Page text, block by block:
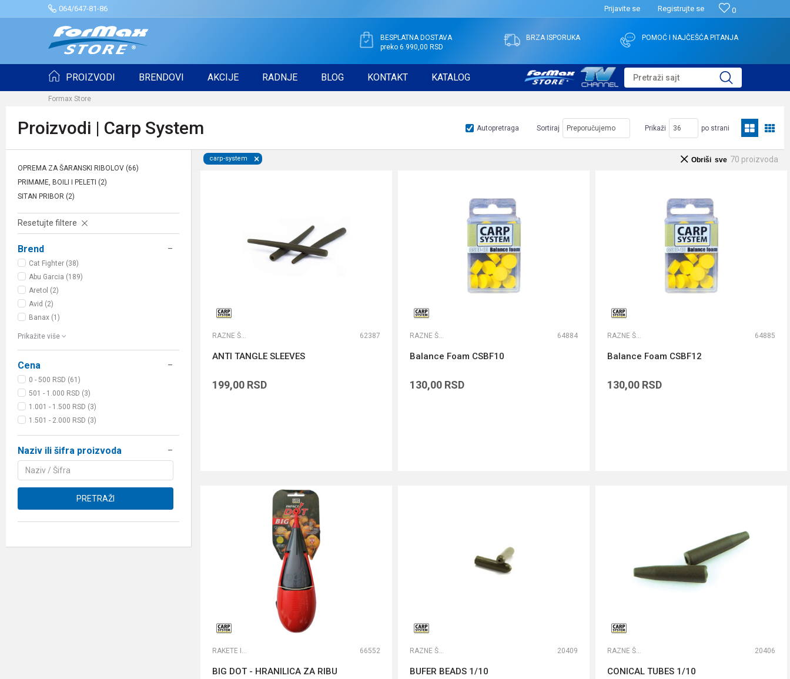
064/647-81-86 0
Prijavite se Registrujte se
BESPLATNA DOSTAVA
preko 6.990,00 RSD
BRZA ISPORUKA POMOĆ I NAJČEŠĆA PITANJA
PROIZVODI BRENDOVI AKCIJE RADNJE BLOG KONTAKT KATALOG Pretraži sajt
Formax Store
Proizvodi | Carp System Autopretraga Sortiraj Prikaži po strani
OPREMA ZA ŠARANSKI RIBOLOV (66)
PRIMAME, BOILI I PELETI (2)
SITAN PRIBOR (2)
Resetujte filtere
Brend
Cat Fighter (38)
Abu Garcia (189)
Aretol (2)
Avid (2)
Banax (1)
Prikažite više
Cena
0 - 500 RSD (61)
501 - 1.000 RSD (3)
1.001 - 1.500 RSD (3)
1.501 - 2.000 RSD (3)
Naziv ili šifra proizvoda
PRETRAŽI
carp-system 70 proizvoda
Obriši sve
RAZNE ŠARANSKE SITNICE 62387
ANTI TANGLE SLEEVES
199,00 RSD
RAZNE ŠARANSKE SITNICE 64884
Balance Foam CSBF10
130,00 RSD
RAZNE ŠARANSKE SITNICE 64885
Balance Foam CSBF12
130,00 RSD
RAKETE I MARKERI 66552
BIG DOT - HRANILICA ZA RIBU
RAZNE ŠARANSKE SITNICE 20409
BUFER BEADS 1/10
RAZNE ŠARANSKE SITNICE 20406
CONICAL TUBES 1/10